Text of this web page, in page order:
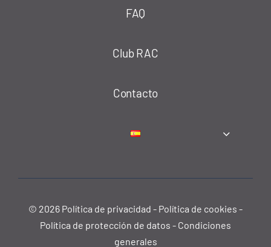
FAQ
Club RAC
Contacto
© 2026 Política de privacidad - Política de cookies -
Política de protección de datos - Condiciones
generales